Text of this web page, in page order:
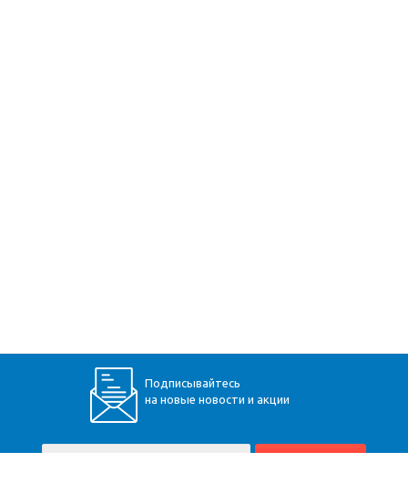
Подписывайтесь
на новые новости и акции